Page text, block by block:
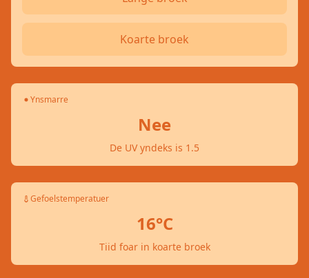
Koarte broek
Ynsmarre
Nee
De UV yndeks is 1.5
Gefoelstemperatuer
16°C
Tiid foar in koarte broek